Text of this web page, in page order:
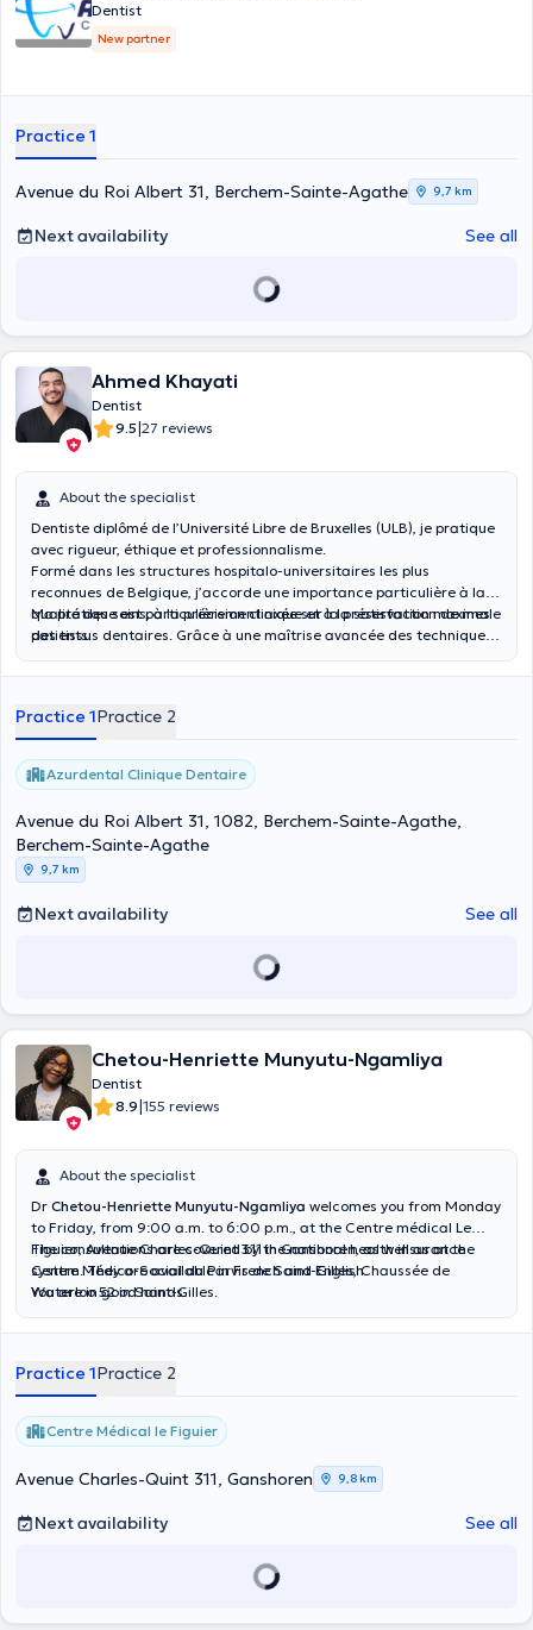
Dentist
New partner
Practice 1
Avenue du Roi Albert 31, Berchem-Sainte-Agathe 9,7 km
Next availability See all
Ahmed Khayati
Dentist
9.5|27 reviews
About the specialist
Dentiste diplômé de l’Université Libre de Bruxelles (ULB), je pratique
avec rigueur, éthique et professionnalisme.
Formé dans les structures hospitalo-universitaires les plus
reconnues de Belgique, j’accorde une importance particulière à la
qualité des soins, à la précision clinique et à la satisfaction de mes
patients.
Ma pratique est particulièrement axée sur la préservation maximale
des tissus dentaires. Grâce à une maîtrise avancée des techniques
durables et harmonieuses.
Practice 1Practice 2
Azurdental Clinique Dentaire
Avenue du Roi Albert 31, 1082, Berchem-Sainte-Agathe,
Berchem-Sainte-Agathe
9,7 km
Next availability See all
Chetou-Henriette Munyutu-Ngamliya
Dentist
8.9|155 reviews
About the specialist
Dr Chetou-Henriette Munyutu-Ngamliya welcomes you from Monday
to Friday, from 9:00 a.m. to 6:00 p.m., at the Centre médical Le
Figuier, Avenue Charles-Quint 311 in Ganshoren, as well as at the
Centre Médico-Social du Parvis de Saint-Gilles, Chaussée de
Waterloo 52 in Saint-Gilles.
The consultations are covered by the national health insurance
system. They are available in French and English.
You are in good hands.
Practice 1Practice 2
Centre Médical le Figuier
Avenue Charles-Quint 311, Ganshoren 9,8 km
Next availability See all